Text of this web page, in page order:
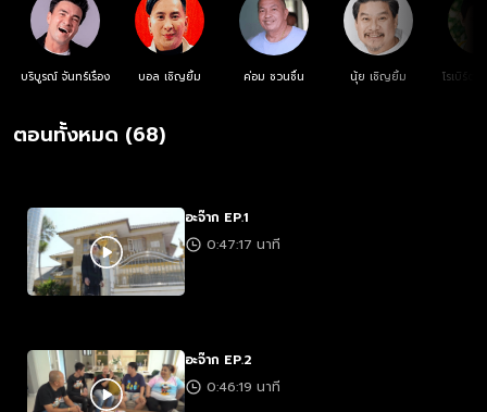
บริบูรณ์ จันทร์เรือง บอล เชิญยิ้ม ค่อม ชวนชื่น นุ้ย เชิญยิ้ม โรเบิร์ต
ตอนทั้งหมด (68)
อะจ๊าก EP.1
0:47:17 นาที
อะจ๊าก EP.2
0:46:19 นาที